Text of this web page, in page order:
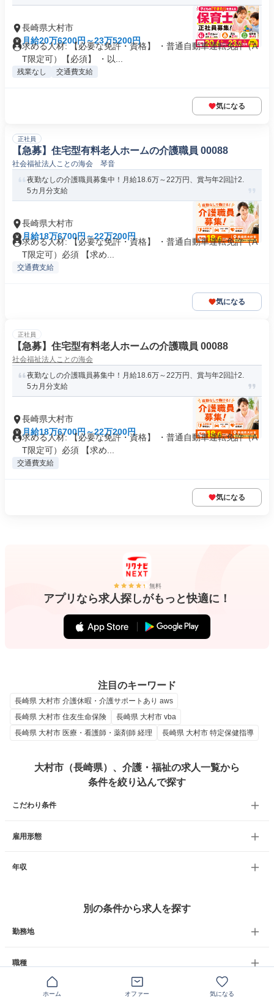
長崎県大村市
月給20万6200円～23万5200円
求める人材: 【必要な免許・資格】 ・普通自動車運転免許（A
T限定可）【必須】 ・以...
残業なし 交通費支給
気になる
正社員
【急募】住宅型有料老人ホームの介護職員 00088
社会福祉法人ことの海会 琴音
夜勤なしの介護職員募集中！月給18.6万～22万円、賞与年2回計2.
5カ月分支給
長崎県大村市
月給18万6700円～22万200円
求める人材: 【必要な免許・資格】 ・普通自動車運転免許（A
T限定可）必須 【求め...
交通費支給
気になる
正社員
【急募】住宅型有料老人ホームの介護職員 00088
社会福祉法人ことの海会
夜勤なしの介護職員募集中！月給18.6万～22万円、賞与年2回計2.
5カ月分支給
長崎県大村市
月給18万6700円～22万200円
求める人材: 【必要な免許・資格】 ・普通自動車運転免許（A
T限定可）必須 【求め...
交通費支給
気になる
無料
アプリなら求人探しがもっと快適に！
注目のキーワード
長崎県 大村市 介護休暇・介護サポートあり aws
長崎県 大村市 住友生命保険
長崎県 大村市 vba
長崎県 大村市 医療・看護師・薬剤師 経理
長崎県 大村市 特定保健指導
大村市（長崎県）、介護・福祉の求人一覧から
条件を絞り込んで探す
こだわり条件
雇用形態
年収
別の条件から求人を探す
勤務地
職種
ホーム オファー 気になる